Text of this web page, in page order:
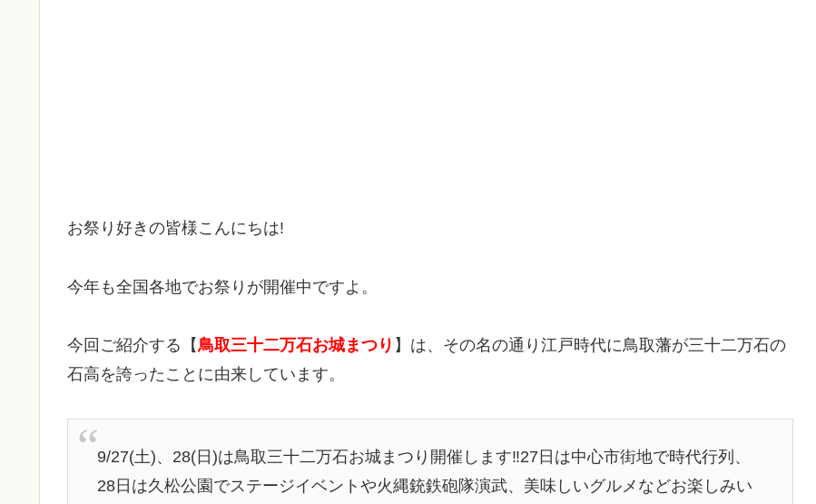
お祭り好きの皆様こんにちは!
今年も全国各地でお祭りが開催中ですよ。
今回ご紹介する【鳥取三十二万石お城まつり 】は、その名の通り江戸時代に鳥取藩が三十二万石の
石高を誇ったことに由来しています。
9/27(土)、28(日)は鳥取三十二万石お城まつり開催します‼️27日は中心市街地で時代行列、
28日は久松公園でステージイベントや火縄銃鉄砲隊演武、美味しいグルメなどお楽しみい